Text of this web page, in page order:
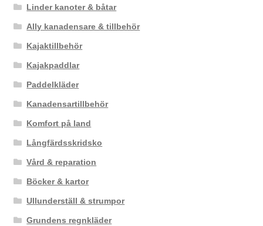
Linder kanoter & båtar
Ally kanadensare & tillbehör
Kajaktillbehör
Kajakpaddlar
Paddelkläder
Kanadensartillbehör
Komfort på land
Långfärdsskridsko
Vård & reparation
Böcker & kartor
Ullunderställ & strumpor
Grundens regnkläder